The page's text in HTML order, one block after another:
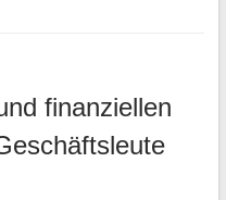
finanziellen